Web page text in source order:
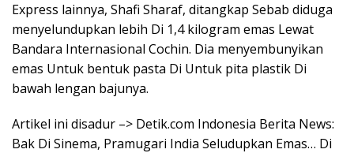
Express lainnya, Shafi Sharaf, ditangkap Sebab diduga
menyelundupkan lebih Di 1,4 kilogram emas Lewat
Bandara Internasional Cochin. Dia menyembunyikan
emas Untuk bentuk pasta Di Untuk pita plastik Di
bawah lengan bajunya.
Artikel ini disadur –> Detik.com Indonesia Berita News:
Bak Di Sinema, Pramugari India Seludupkan Emas… Di